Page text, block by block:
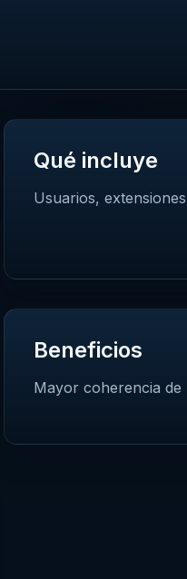
Qué incluye
Usuarios,
Beneficios
Mayor coherencia